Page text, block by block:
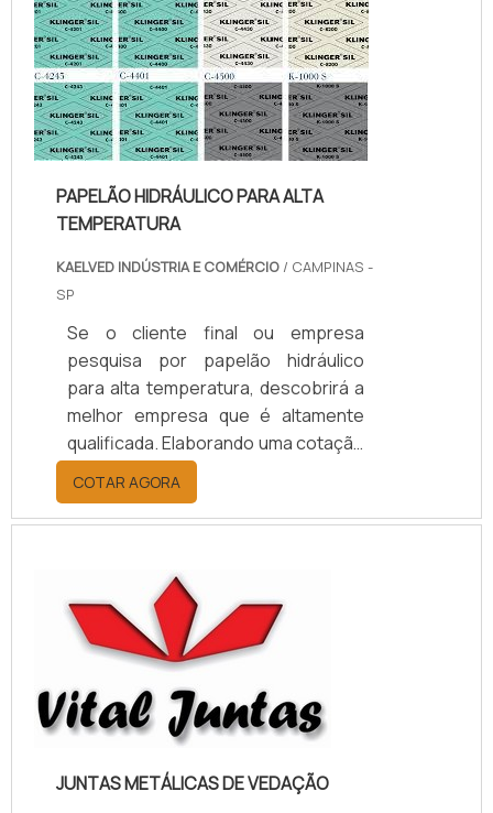
da kaelved obterá excelente custo-
benefício com assessoria técnica
especializada.UM POUCO MAIS
SOBRE JUNTAS DE TEFLON
TEMPERA...
PAPELÃO HIDRÁULICO PARA ALTA
TEMPERATURA
KAELVED INDÚSTRIA E COMÉRCIO / CAMPINAS -
SP
Se o cliente final ou empresa
pesquisa por papelão hidráulico
para alta temperatura, descobrirá a
melhor empresa que é altamente
qualificada. Elaborando uma cotação
por meio da plataforma e
descobrindo a melhor referência do
mercado.MAIS INFORMAÇÕES
HIDRÁULICO PARA ALTA
TEMPERATURASe alguém pesquisar
papelão hidráulico para alta
temperatura encontra na internet a
kaelved. Uma empresa com alto
know-how em laudos ...
COTAR AGORA
JUNTAS METÁLICAS DE VEDAÇÃO